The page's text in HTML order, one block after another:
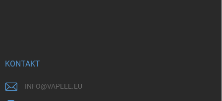
KONTAKT
INFO@VAPEEE.EU